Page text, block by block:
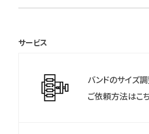
＊保証書について
サービス
バンドのサイズ
ご依頼方法はこ